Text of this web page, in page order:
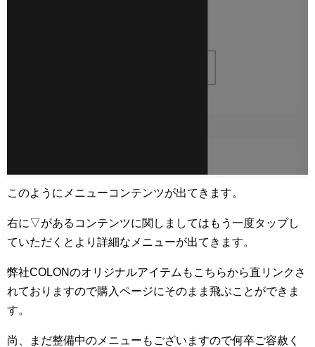
このようにメニューコンテンツが出てきます。
右に▽があるコンテンツに関しましてはもう一度タップし
ていただくとより詳細なメニューが出てきます。
弊社COLONのオリジナルアイテムもこちらから直リンクさ
れておりますので購入ページにそのまま飛ぶことができま
す。
尚、まだ整備中のメニューもございますので何卒ご容赦く